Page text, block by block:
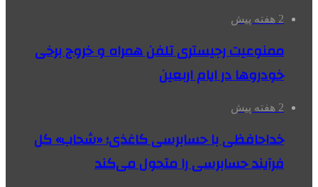
2 هفته پیش
ممنوعیت رجیستری تلفن همراه و خروج برخی
خودروها در ایام اربعین
2 هفته پیش
خداحافظی با حسابرسی کاغذی؛ «شحاب» کل
فرآیند حسابرسی را متحول می‌کند